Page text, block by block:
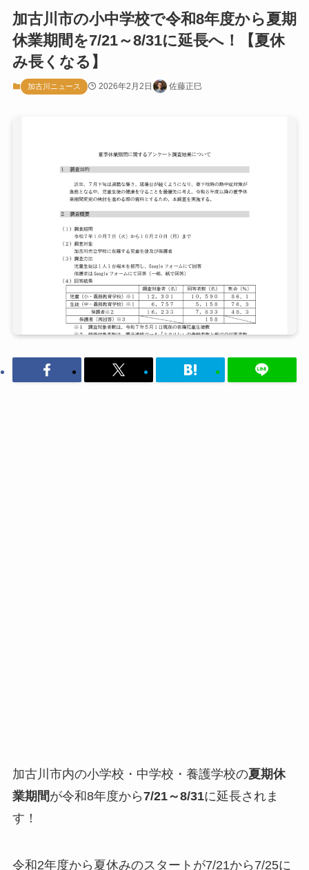
加古川市の小中学校で令和8年度から夏期
休業期間を7/21～8/31に延長へ！【夏休
み長くなる】
加古川ニュース 2026年2月2日 佐藤正巳
加古川市内の小学校・中学校・養護学校の夏期休
業期間が令和8年度から7/21～8/31に延長されま
す！
令和2年度から夏休みのスタートが7/21から7/25に